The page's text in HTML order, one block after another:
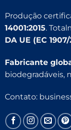
Produção
14001:2015.
DA UE (EC
Fabricante
biodegradáveis,
Contato: